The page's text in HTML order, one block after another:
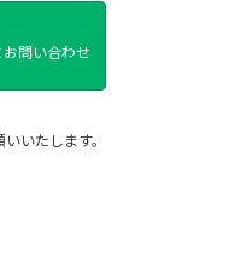
問い合わせ
いいたします。